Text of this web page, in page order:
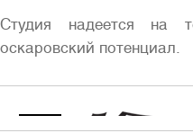
Студия надеется на
оскаровский потенциал.